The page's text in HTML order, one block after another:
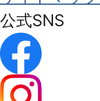
公式SNS